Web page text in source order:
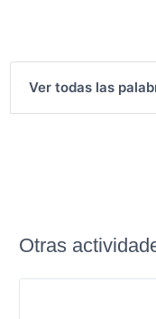
Ver todas las
Otras